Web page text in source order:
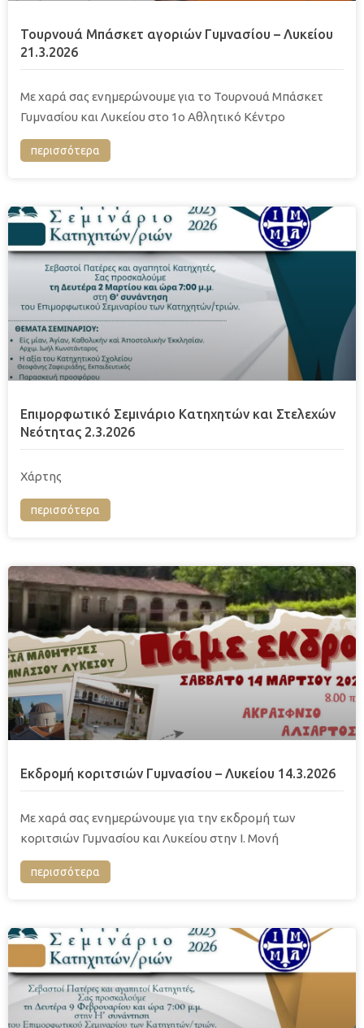
Τουρνουά Μπάσκετ αγοριών Γυμνασίου – Λυκείου
21.3.2026
Με χαρά σας ενημερώνουμε για το Τουρνουά Μπάσκετ
Γυμνασίου και Λυκείου στο 1ο Αθλητικό Κέντρο
περισσότερα
Επιμορφωτικό Σεμινάριο Κατηχητών και Στελεχών
Νεότητας 2.3.2026
Χάρτης
περισσότερα
Εκδρομή κοριτσιών Γυμνασίου – Λυκείου 14.3.2026
Με χαρά σας ενημερώνουμε για την εκδρομή των
κοριτσιών Γυμνασίου και Λυκείου στην Ι. Μονή
περισσότερα